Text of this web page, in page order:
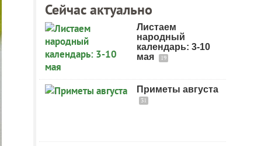
Сейчас актуально
Листаем
народный
календарь: 3-10
мая
19
Приметы августа
31